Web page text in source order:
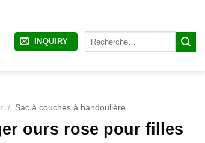
INQUIRY
/ Sac à couches à bandoulière
ours rose pour filles